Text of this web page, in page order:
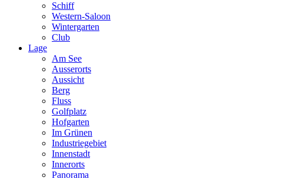
Schiff
Western-Saloon
Wintergarten
Club
Lage
Am See
Ausserorts
Aussicht
Berg
Fluss
Golfplatz
Hofgarten
Im Grünen
Industriegebiet
Innenstadt
Innerorts
Panorama